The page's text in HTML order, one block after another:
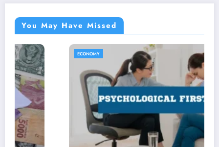
You May Have Missed
ECONOMY